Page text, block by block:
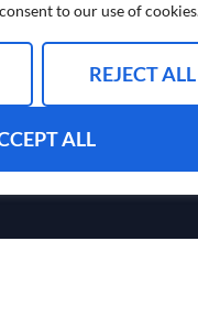
to our use of
REJECT ALL
ALL